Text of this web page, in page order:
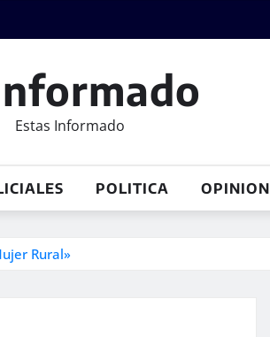
Estas Informado
POLITICA OPINION
Rural»